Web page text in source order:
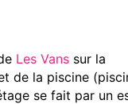
Les Vans sur la
de la piscine
se fait par un